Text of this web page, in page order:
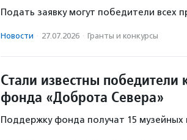
Подать заявку могут победители
Новости · 27.07.2026 · Гранты и конкурсы
Стали известны победители
фонда «Доброта Севера»
Поддержку фонда получат 15 музейных